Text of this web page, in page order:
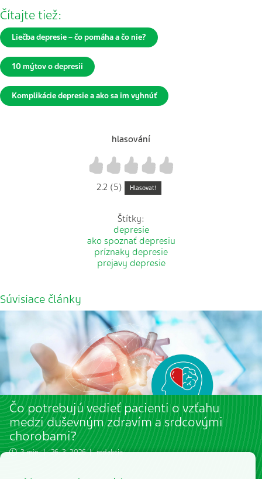
Čítajte tiež:
Liečba depresie – čo pomáha a čo nie?
10 mýtov o depresii
Komplikácie depresie a ako sa im vyhnúť
hlasování
4
3
2
1
2.2 (5) Hlasovat!
Štítky:
depresie
ako spoznať depresiu
príznaky depresie
prejavy depresie
Súvisiace články
Čo potrebujú vedieť pacienti o vzťahu
medzi duševným zdravím a srdcovými
chorobami?
3 min. | 26. 3. 2026 | redakcia